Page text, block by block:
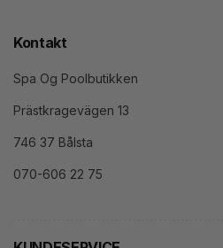
Kontakt
Spa Og Poolbutikken
Prästkragevägen 13
746 37 Bålsta
070-606 22 75